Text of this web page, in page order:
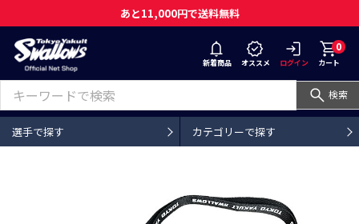
あと11,000円で送料無料
新着商品 オススメ ログイン
0
カート
検索
選手で探す カテゴリーで探す